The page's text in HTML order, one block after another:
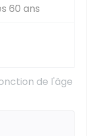
de l'âge
60 ans